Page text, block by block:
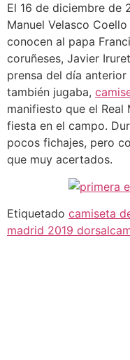
El 16 de diciembre de
Manuel Velasco
conocen al papa
coruñeses, Javier
prensa del día
también jugaba,
manifiesto que el Real
fiesta en el campo.
pocos fichajes, pero
que muy acertados.
Etiquetado camiseta
madrid 2019 dorsal